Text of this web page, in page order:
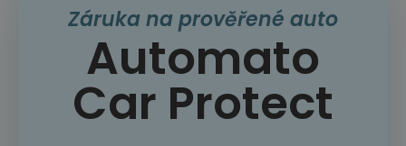
Záruka na prověřené auto
Automato
Car Protect